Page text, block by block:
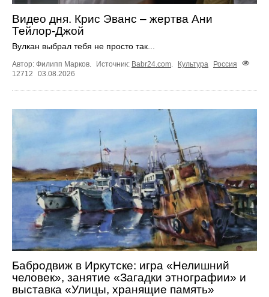
Видео дня. Крис Эванс – жертва Ани
Тейлор-Джой
Вулкан выбрал тебя не просто так...
Автор: Филипп Марков. Источник: Babr24.com Культура
Россия
12712
03.08.2026
Бабродвиж в Иркутске: игра «Нелишний
человек», занятие «Загадки этнографии» и
выставка «Улицы, хранящие память»